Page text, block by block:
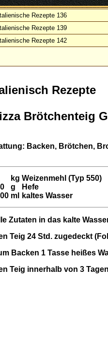
Italienische Rezepte 136
Italienische Rezepte 139
Italienische Rezepte 142
Rezepte
Brötchenteig
Backen, Brötchen,
kg
g
ml
Weizenmehl (Typ 550)
Hefe
kaltes Wasser
Zutaten in das kalte
Teig 24 Std. zugedeckt
Backen 1 Tasse heißes
Teig innerhalb von 3